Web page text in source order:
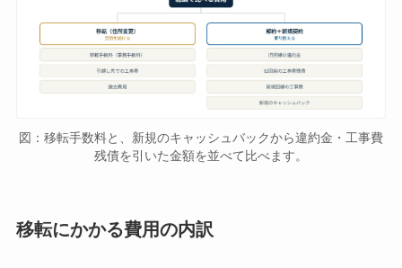
図：移転手数料と、新規のキャッシュバックから違約金・工事費
残債を引いた金額を並べて比べます。
移転にかかる費用の内訳